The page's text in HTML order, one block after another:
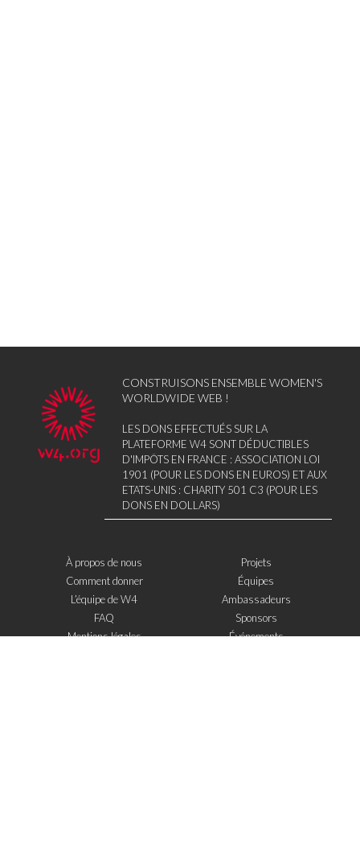
CONSTRUISONS ENSEMBLE WOMEN'S
WORLDWIDE WEB !
LES DONS EFFECTUÉS SUR LA
PLATEFORME W4 SONT DÉDUCTIBLES
D'IMPÔTS EN FRANCE : ASSOCIATION LOI
1901 (POUR LES DONS EN EUROS) ET AUX
ETATS-UNIS : CHARITY 501 C3 (POUR LES
DONS EN DOLLARS)
À propos de nous
Comment donner
L’équipe de W4
FAQ
Mentions légales
Projets
Équipes
Ambassadeurs
Sponsors
Événements